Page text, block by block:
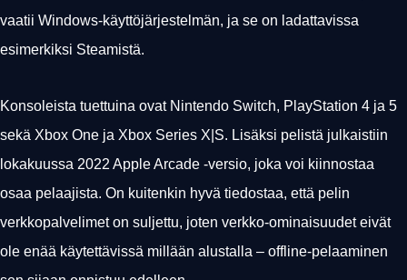
vaatii Windows-käyttöjärjestelmän, ja se on ladattavissa
esimerkiksi Steamistä.
Konsoleista tuettuina ovat Nintendo Switch, PlayStation 4 ja 5
sekä Xbox One ja Xbox Series X|S. Lisäksi pelistä julkaistiin
lokakuussa 2022 Apple Arcade -versio, joka voi kiinnostaa
osaa pelaajista. On kuitenkin hyvä tiedostaa, että pelin
verkkopalvelimet on suljettu, joten verkko-ominaisuudet eivät
ole enää käytettävissä millään alustalla – offline-pelaaminen